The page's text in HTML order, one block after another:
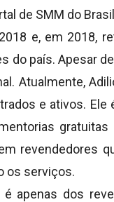
de SMM do
e, em 2018,
do país. Apesar
Atualmente,
e ativos.
revendedores
os serviços.
apenas dos